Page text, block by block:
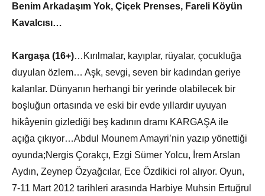
Benim Arkadaşım Yok, Çiçek Prenses, Fareli Köyün
Kavalcısı…
Kargaşa (16+)…Kırılmalar, kayıplar, rüyalar, çocukluğa
duyulan özlem… Aşk, sevgi, seven bir kadından geriye
kalanlar. Dünyanın herhangi bir yerinde olabilecek bir
boşluğun ortasında ve eski bir evde yıllardır uyuyan
hikâyenin gizlediği beş kadının dramı KARGAŞA ile
açığa çıkıyor…Abdul Mounem Amayri’nin yazıp yönettiği
oyunda;Nergis Çorakçı, Ezgi Sümer Yolcu, İrem Arslan
Aydın, Zeynep Özyağcılar, Ece Özdikici rol alıyor. Oyun,
7-11 Mart 2012 tarihleri arasında Harbiye Muhsin Ertuğrul